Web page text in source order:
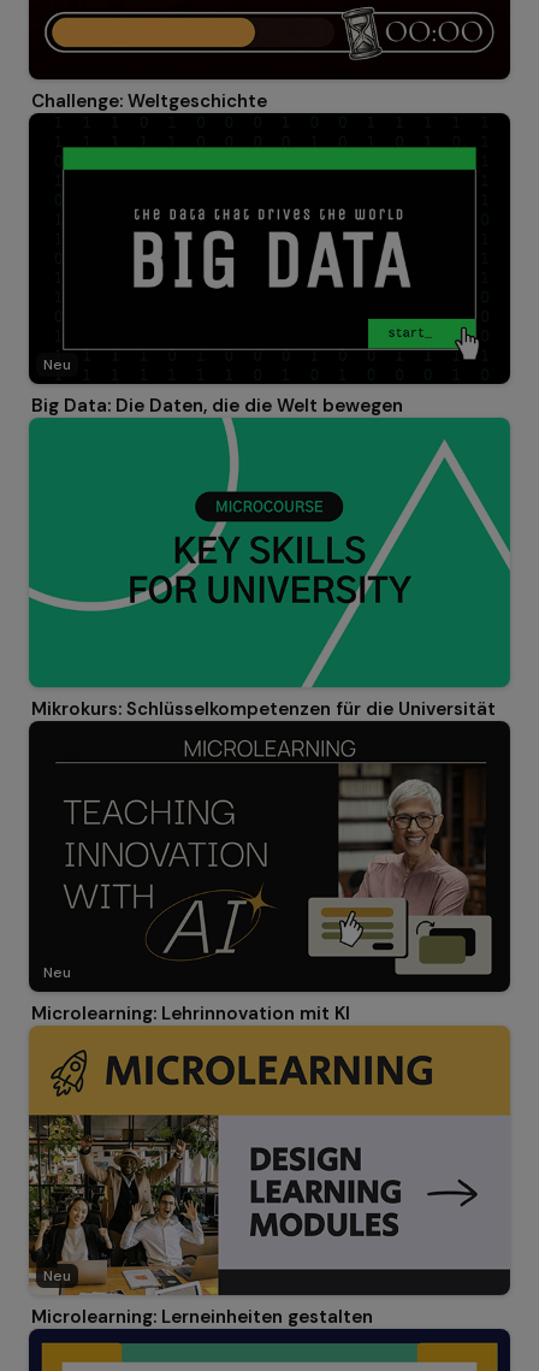
Challenge: Weltgeschichte
Neu
Big Data: Die Daten, die die Welt bewegen
Mikrokurs: Schlüsselkompetenzen für die Universität
Neu
Microlearning: Lehrinnovation mit KI
Neu
Microlearning: Lerneinheiten gestalten